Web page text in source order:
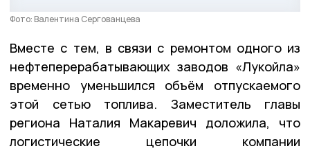
Фото: Валентина Сергованцева
Вместе с тем, в связи с ремонтом одного из
нефтеперерабатывающих заводов «Лукойла»
временно уменьшился объём отпускаемого
этой сетью топлива. Заместитель главы
региона Наталия Макаревич доложила, что
логистические цепочки компании